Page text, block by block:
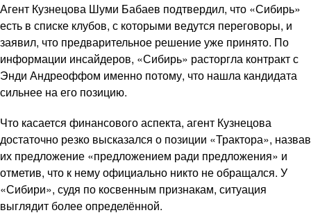
Агент Кузнецова Шуми Бабаев подтвердил, что «Сибирь»
есть в списке клубов, с которыми ведутся переговоры, и
заявил, что предварительное решение уже принято. По
информации инсайдеров, «Сибирь» расторгла контракт с
Энди Андреоффом именно потому, что нашла кандидата
сильнее на его позицию.
Что касается финансового аспекта, агент Кузнецова
достаточно резко высказался о позиции «Трактора», назвав
их предложение «предложением ради предложения» и
отметив, что к нему официально никто не обращался. У
«Сибири», судя по косвенным признакам, ситуация
выглядит более определённой.